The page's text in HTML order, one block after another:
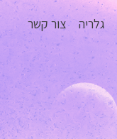
גלריה צור קשר